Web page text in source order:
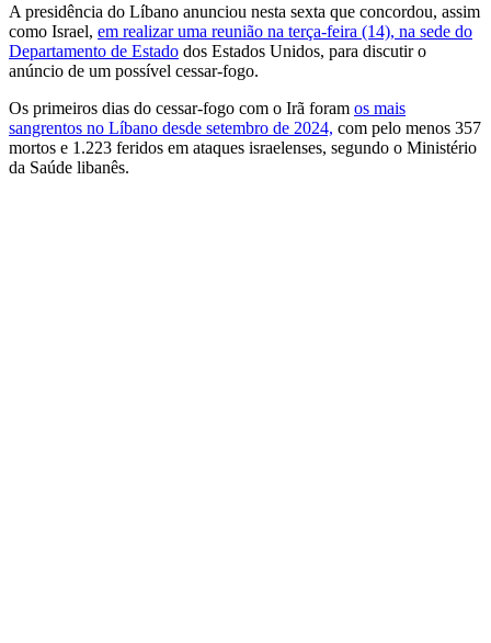
A presidência do Líbano anunciou nesta sexta que concordou, assim
como Israel, em realizar uma reunião na terça-feira (14), na sede do
Departamento de Estado dos Estados Unidos, para discutir o
anúncio de um possível cessar-fogo.
Os primeiros dias do cessar-fogo com o Irã foram os mais
sangrentos no Líbano desde setembro de 2024, com pelo menos 357
mortos e 1.223 feridos em ataques israelenses, segundo o Ministério
da Saúde libanês.